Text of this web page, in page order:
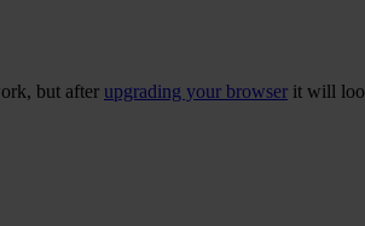
but after upgrading your browser it will